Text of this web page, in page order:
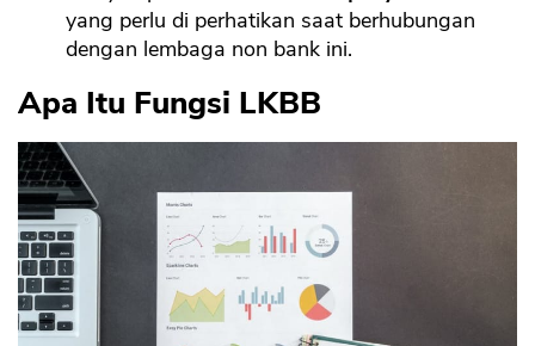
yang perlu di perhatikan saat berhubungan
dengan lembaga non bank ini.
Apa Itu Fungsi LKBB